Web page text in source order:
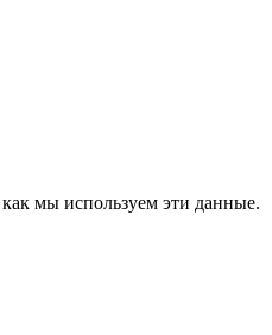
мы используем эти данные.